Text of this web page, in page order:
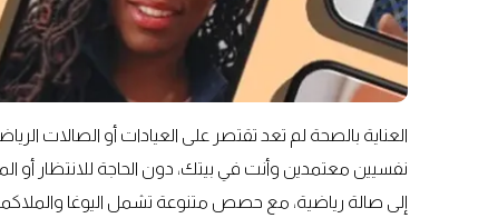
إلى صالة رياضية، مع حصص متنوعة تشمل اليوغا